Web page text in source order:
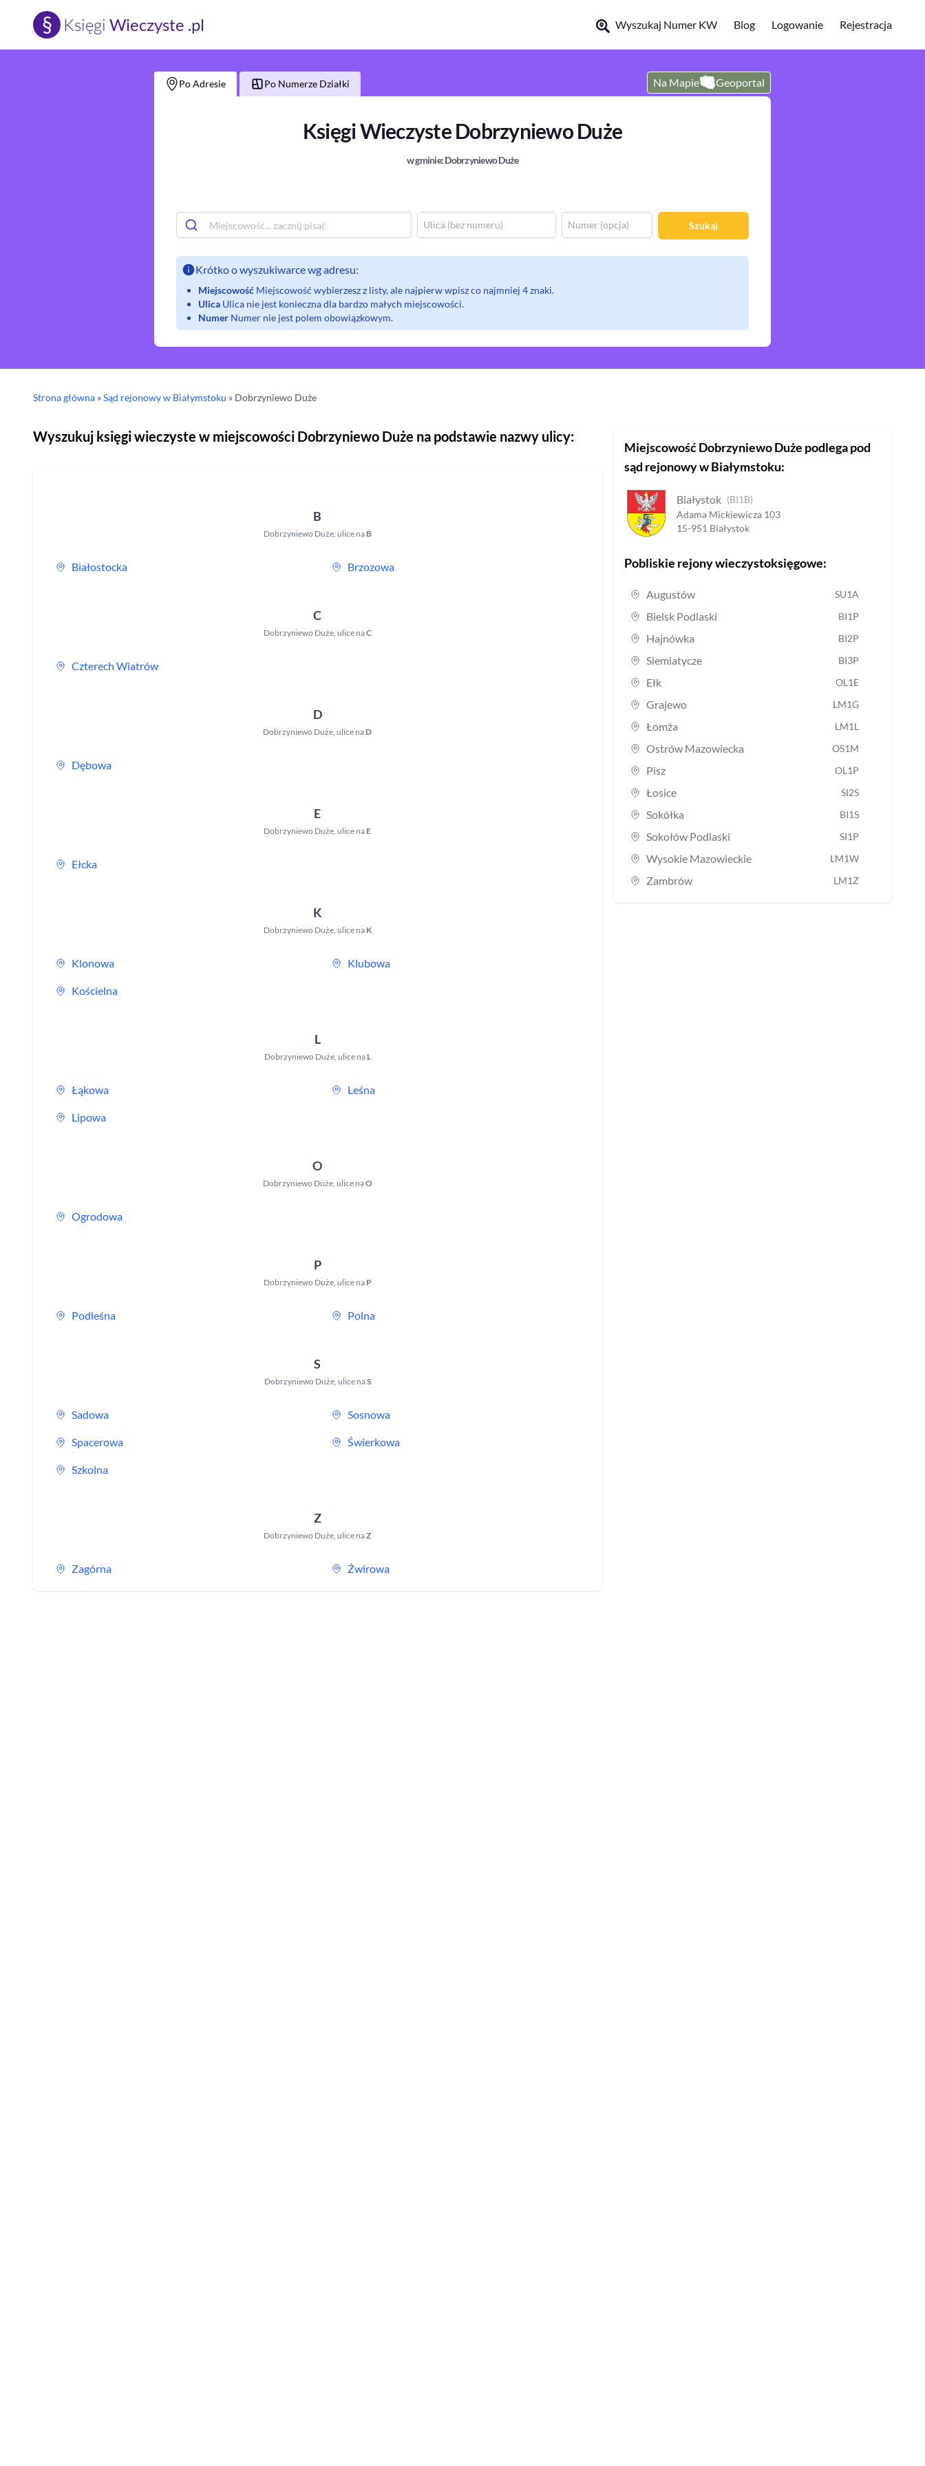
§ Księgi Wieczyste .pl Wyszukaj Numer KW Blog Logowanie Rejestracja
Po Adresie Po Numerze Działki Na Mapie Geoportal
Księgi WieczysteDobrzyniewo Duże
w gminie:Dobrzyniewo Duże
Szukaj
Krótko o wyszukiwarce wg adresu:
Miejscowość Miejscowość wybierzesz z listy, ale najpierw wpisz co najmniej 4 znaki.
Ulica Ulica nie jest konieczna dla bardzo małych miejscowości.
Numer Numer nie jest polem obowiązkowym.
Strona główna »Sąd rejonowyw Białymstoku » Dobrzyniewo Duże
Wyszukuj księgi wieczyste w miejscowości Dobrzyniewo Duże na podstawie nazwy ulicy:
B
Dobrzyniewo Duże, ulice na B
Białostocka Brzozowa
C
Dobrzyniewo Duże, ulice naC
Czterech Wiatrów
D
Dobrzyniewo Duże,ulice na D
Dębowa
E
Dobrzyniewo Duże,ulice na E
Ełcka
K
Dobrzyniewo Duże, ulice na K
Klonowa Klubowa
Kościelna
L
Dobrzyniewo Duże, ulice na L
Łąkowa Leśna
Lipowa
O
Dobrzyniewo Duże, ulice naO
Ogrodowa
P
Dobrzyniewo Duże, ulice na P
Podleśna Polna
S
Dobrzyniewo Duże, ulice naS
Sadowa Sosnowa
Spacerowa Świerkowa
Szkolna
Z
Dobrzyniewo Duże,ulice naZ
Zagórna Żwirowa
MiejscowośćDobrzyniewo Duże podlega pod
sąd rejonowyw Białymstoku:
Białystok (BI1B)
Adama Mickiewicza 103
15-951 Białystok
Pobliskie rejony wieczystoksięgowe:
Augustów SU1A
Bielsk Podlaski BI1P
Hajnówka BI2P
Siemiatycze BI3P
Ełk OL1E
Grajewo LM1G
Łomża LM1L
Ostrów Mazowiecka OS1M
Pisz OL1P
Łosice SI2S
Sokółka BI1S
Sokołów Podlaski SI1P
Wysokie Mazowieckie LM1W
Zambrów LM1Z